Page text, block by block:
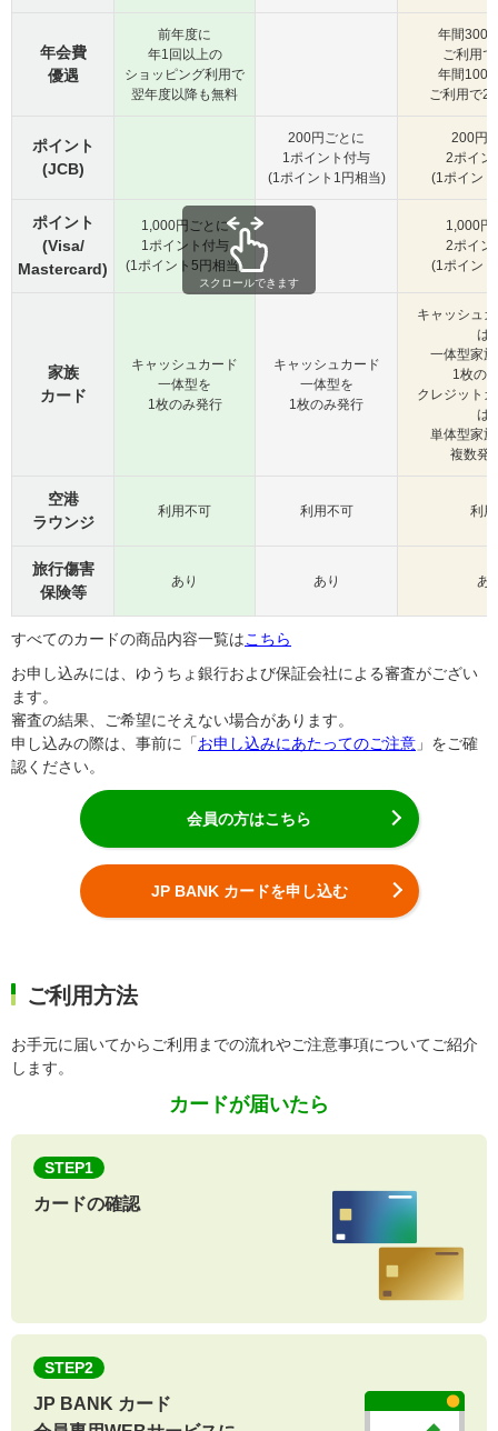
年会費
優遇
前年度に
年1回以上の
ショッピング利用で
翌年度以降も無料
年間300
ご利用
年間100
ご利用で
ポイント
(JCB)
200円ごとに
1ポイント付与
(1ポイント1円相当)
200円
2ポイン
(1ポイン
ポイント
(Visa/
Mastercard)
1,000円ごとに
1ポイント付与
(1ポイント5円相当)
1,000円
2ポイン
(1ポイン
家族
カード
キャッシュカード
一体型を
1枚のみ発行
キャッシュカード
一体型を
1枚のみ発行
キャッシュ
は
一体型家
1枚の
クレジット
は
単体型家
複数発
空港
ラウンジ
利用不可 利用不可 利
旅行傷害
保険等
あり あり あ
スクロールできます
すべてのカードの商品内容一覧はこちら
お申し込みには、ゆうちょ銀行および保証会社による審査がござい
ます。
審査の結果、ご希望にそえない場合があります。
申し込みの際は、事前に「お申し込みにあたってのご注意 」をご確
認ください。
会員の方はこちら
JP BANK カードを申し込む
ご利用方法
お手元に届いてからご利用までの流れやご注意事項についてご紹介
します。
カードが届いたら
STEP1
カードの確認
STEP2
JP BANK カード